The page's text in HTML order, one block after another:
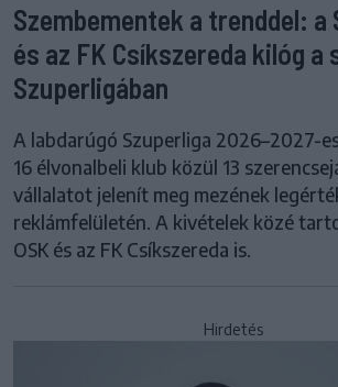
Szembementek a trenddel: a
és az FK Csíkszereda kilóg a
Szuperligában
A labdarúgó Szuperliga 2026–2027-
16 élvonalbeli klub közül 13
vállalatot jelenít meg mezének
reklámfelületén. A kivételek közé
OSK és az FK Csíkszereda is.
Hirdetés